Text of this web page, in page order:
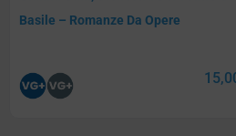
Basile – Romanze Da Opere